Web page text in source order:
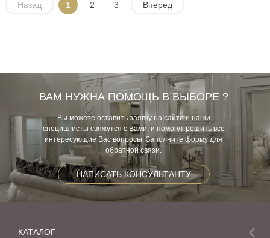
Назад 1 2 3 Вперед
ВАМ НУЖНА ПОМОЩЬ В ВЫБОРЕ ?
Вы можете оставить заявку на сайте и наши
специалисты свяжутся с Вами, и помогут решить все
интересующие Вас вопросы. Заполните форму для
обратной связи.
НАПИСАТЬ КОНСУЛЬТАНТУ
КАТАЛОГ